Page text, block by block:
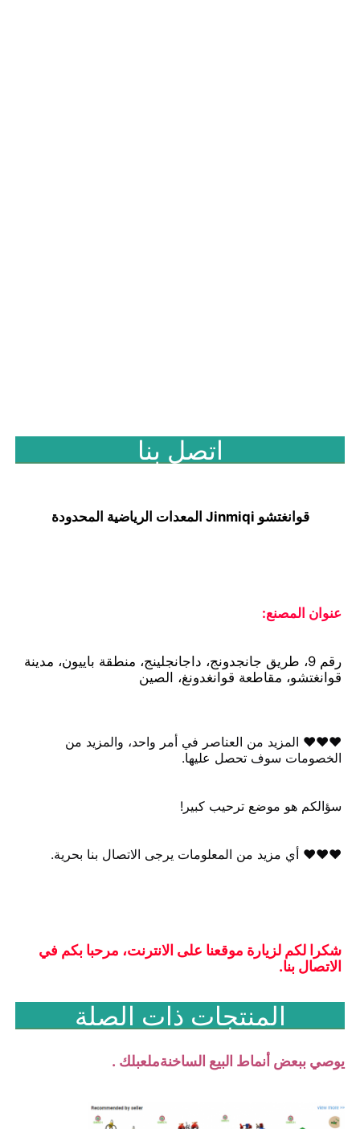
اتصل بنا
قوانغتشو Jinmiqi المعدات الرياضية المحدودة
عنوان المصنع:
قوانغتشو، مقاطعة قوانغدونغ، الصين
الخصومات سوف تحصل عليها.
سؤالكم هو موضع ترحيب كبير!
♥♥♥ أي مزيد من المعلومات يرجى الاتصال بنا بحرية.
الاتصال بنا.
المنتجات ذات الصلة
يوصي ببعض أنماط البيع الساخنةملعبلك .